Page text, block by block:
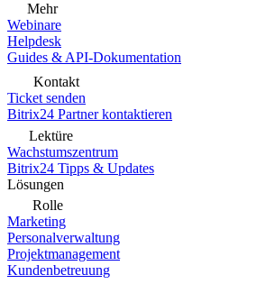
Mehr
Webinare
Helpdesk
Guides & API-Dokumentation
Kontakt
Ticket senden
Bitrix24 Partner kontaktieren
Lektüre
Wachstumszentrum
Bitrix24 Tipps & Updates
Lösungen
Rolle
Marketing
Personalverwaltung
Projektmanagement
Kundenbetreuung